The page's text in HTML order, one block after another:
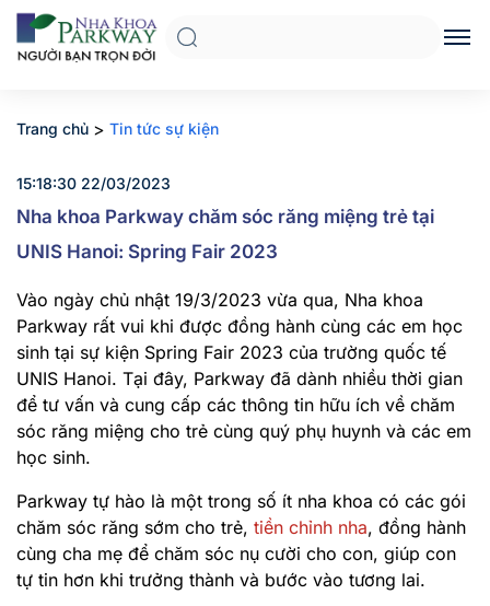
Trang chủ > Tin tức sự kiện
15:18:30 22/03/2023
Nha khoa Parkway chăm sóc răng miệng trẻ tại
UNIS Hanoi: Spring Fair 2023
Vào ngày chủ nhật 19/3/2023 vừa qua, Nha khoa
Parkway rất vui khi được đồng hành cùng các em học
sinh tại sự kiện Spring Fair 2023 của trường quốc tế
UNIS Hanoi. Tại đây, Parkway đã dành nhiều thời gian
để tư vấn và cung cấp các thông tin hữu ích về chăm
sóc răng miệng cho trẻ cùng quý phụ huynh và các em
học sinh.
Parkway tự hào là một trong số ít nha khoa có các gói
chăm sóc răng sớm cho trẻ, tiền chỉnh nha, đồng hành
cùng cha mẹ để chăm sóc nụ cười cho con, giúp con
tự tin hơn khi trưởng thành và bước vào tương lai.